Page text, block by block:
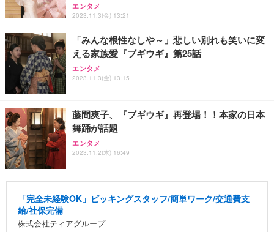
エンタメ
2023.11.3(金) 13:21
「みんな根性なしや～」悲しい別れも笑いに変
える家族愛『ブギウギ』第25話
エンタメ
2023.11.3(金) 13:15
藤間爽子、『ブギウギ』再登場！！本家の日本
舞踊が話題
エンタメ
2023.11.2(木) 16:49
「完全未経験OK」ピッキングスタッフ/簡単ワーク/交通費支
給/社保完備
株式会社ティアグループ